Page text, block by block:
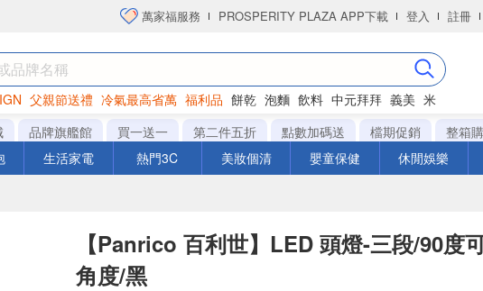
萬家福服務 PROSPERITY PLAZA APP下載 登入 註冊
父親節送禮 冷氣最高省萬 福利品 餅乾 泡麵 飲料 中元拜拜 義美 米
洋芋片
品牌旗艦館 買一送一 第二件五折 點數加碼送 檔期促銷 整箱
生活家電 熱門3C 美妝個清 嬰童保健 休閒娛樂
【Panrico 百利世】LED 頭燈-三段/90度
角度/黑